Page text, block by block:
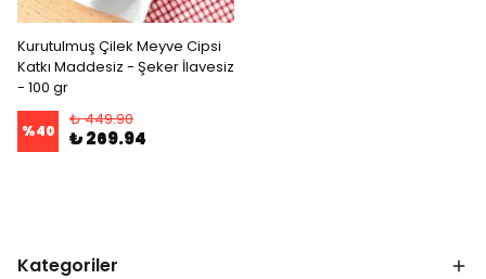
Kurutulmuş Çilek Meyve Cipsi
Katkı Maddesiz - Şeker İlavesiz
- 100 gr
%40
₺ 449.90
₺ 269.94
Kategoriler